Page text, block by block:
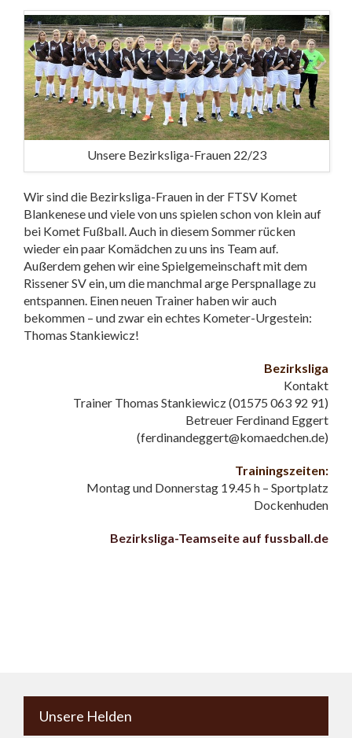
Unsere Bezirksliga-Frauen 22/23
Wir sind die Bezirksliga-Frauen in der FTSV Komet
Blankenese und viele von uns spielen schon von klein auf
bei Komet Fußball. Auch in diesem Sommer rücken
wieder ein paar Komädchen zu uns ins Team auf.
Außerdem gehen wir eine Spielgemeinschaft mit dem
Rissener SV ein, um die manchmal arge Perspnallage zu
entspannen. Einen neuen Trainer haben wir auch
bekommen – und zwar ein echtes Kometer-Urgestein:
Thomas Stankiewicz!
Bezirksliga
Kontakt
Trainer Thomas Stankiewicz (01575 063 92 91)
Betreuer Ferdinand Eggert
(ferdinandeggert@komaedchen.de)
Trainingszeiten:
Montag und Donnerstag 19.45 h – Sportplatz
Dockenhuden
Bezirksliga-Teamseite auf fussball.de
Unsere Helden